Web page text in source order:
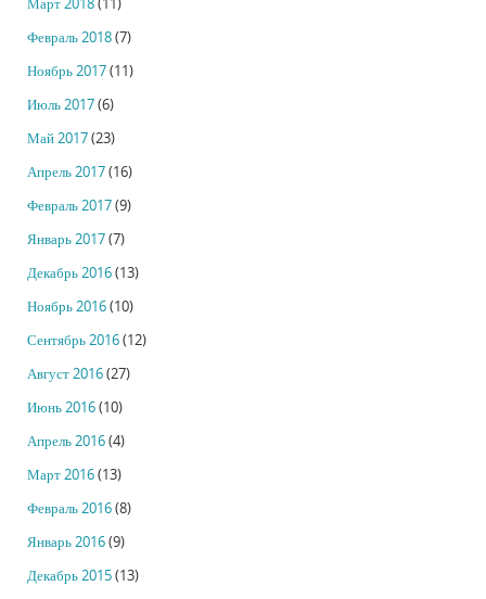
Март 2018(11)
Февраль 2018(7)
Ноябрь 2017(11)
Июль 2017(6)
Май 2017(23)
Апрель 2017(16)
Февраль 2017(9)
Январь 2017(7)
Декабрь 2016(13)
Ноябрь 2016(10)
Сентябрь 2016(12)
Август 2016(27)
Июнь 2016(10)
Апрель 2016(4)
Март 2016(13)
Февраль 2016(8)
Январь 2016(9)
Декабрь 2015(13)